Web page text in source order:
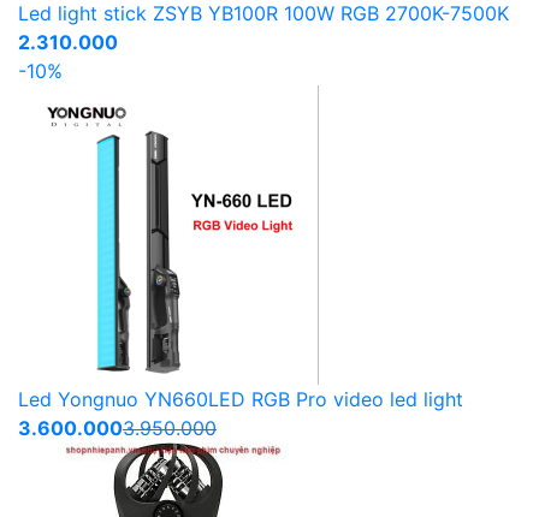
Led light stick ZSYB YB100R 100W RGB 2700K-7500K
2.310.000
-10%
Led Yongnuo YN660LED RGB Pro video led light
3.600.0003.950.000